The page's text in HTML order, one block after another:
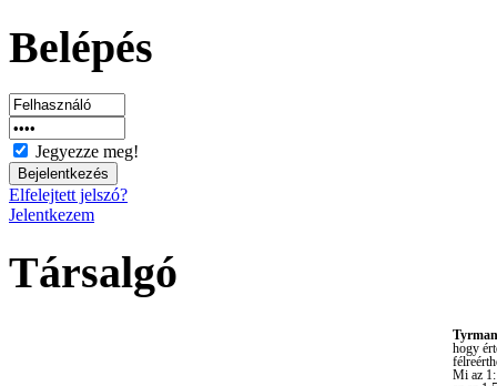
Belépés
Jegyezze meg!
Elfelejtett jelszó?
Jelentkezem
Társalgó